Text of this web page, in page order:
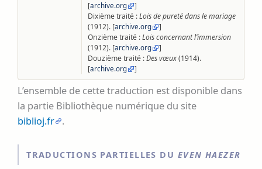
[archive.org
]
Dixième traité :Lois de pureté dans le mariage
(1912). [archive.org
]
Onzième traité :Lois concernant l’immersion
(1912). [archive.org
]
Douzième traité :Des vœux(1914).
[archive.org ]
L’ensemble de cette traduction est disponible dans
la partie Bibliothèque numérique du site
biblioj.fr
.
TRADUCTIONS PARTIELLES DU EVEN HAEZER